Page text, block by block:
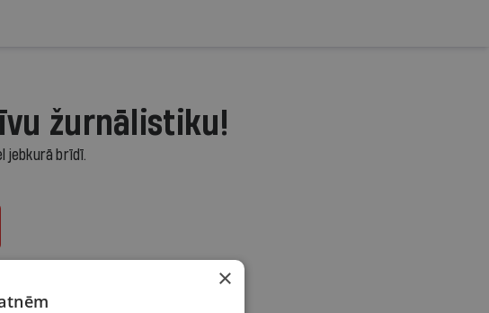
žurnālistiku!
jebkurā brīdī.
×